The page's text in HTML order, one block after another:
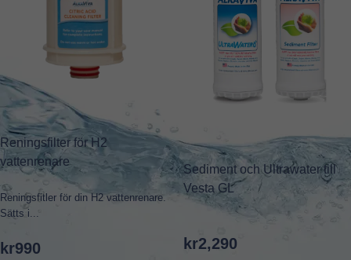
Reningsfilter för H2
vattenrenare
Reningsfitler för din H2 vattenrenare.
Sätts i...
kr990
Sediment och Ultrawater till
Vesta GL
kr2,290